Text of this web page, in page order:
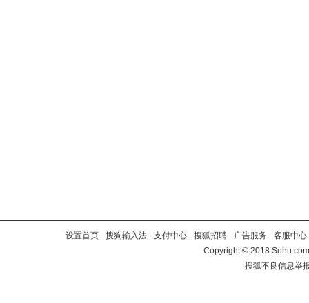
设置首页 - 搜狗输入法 - 支付中心 - 搜狐招聘 - 广告服务 - 客服中心
Copyright©2018
搜狐不良信息举